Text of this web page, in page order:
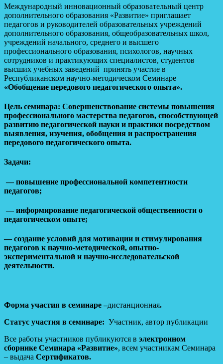
Международный инновационный образовательный центр
дополнительного образования «Развитие» приглашает
педагогов и руководителей образовательных учреждений
дополнительного образования, общеобразовательных школ,
учреждений начального, среднего и высшего
профессионального образования, психологов, научных
сотрудников и практикующих специалистов, студентов
высших учебных заведений принять участие в
Республиканском научно-методическом Семинаре
«Обобщение передового педагогического опыта».
Цель семинара: Совершенствование системы повышения
профессионального мастерства педагогов, способствующей
развитию педагогической науки и практики посредством
выявления, изучения, обобщения и распространения
передового педагогического опыта.
Задачи:
— повышение профессиональной компетентности
педагогов;
— информирование педагогической общественности о
педагогическом опыте;
— создание условий для мотивации и стимулирования
педагогов к научно-методической, опытно-
экспериментальной и научно-исследовательской
деятельности.
Форма участия в семинаре –дистанционная.
Статус участия в семинаре: Участник, автор публикации
Все работы участников публикуются в электронном
сборнике Семинара «Развитие», всем участникам Семинара
– выдача Сертификатов.